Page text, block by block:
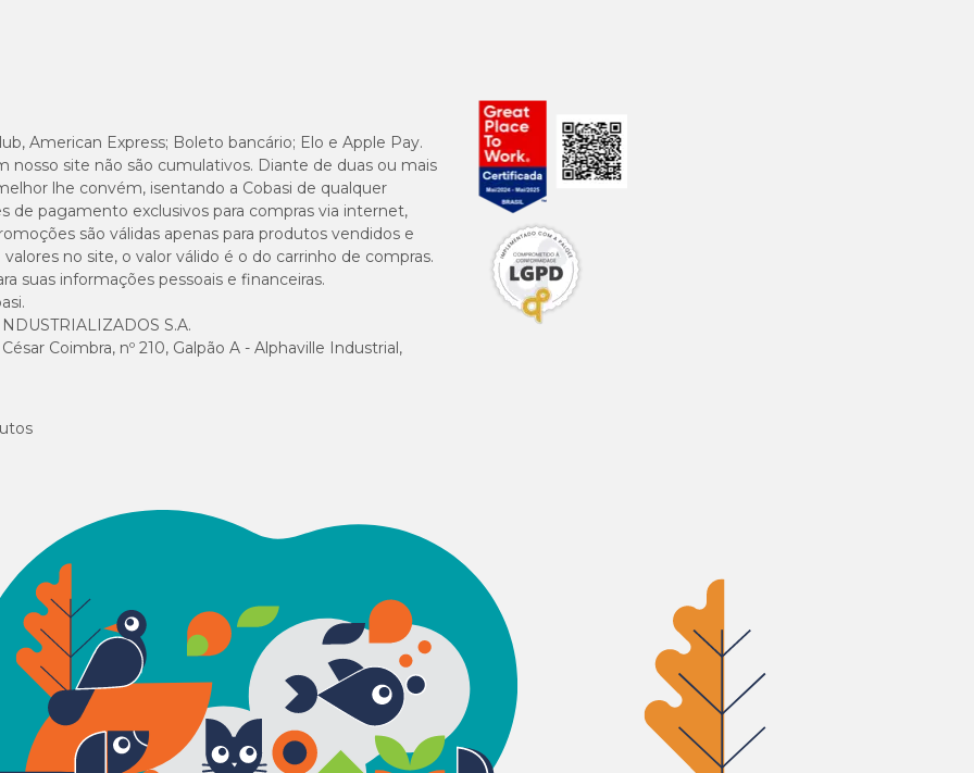
American Express; Boleto bancário; Elo e Apple Pay.
nosso site não são cumulativos. Diante de duas ou mais
lhe convém, isentando a Cobasi de qualquer
de pagamento exclusivos para compras via internet,
são válidas apenas para produtos vendidos e
no site, o valor válido é o do carrinho de compras.
suas informações pessoais e financeiras.
S.A.
Coimbra, nº 210, Galpão A - Alphaville Industrial,